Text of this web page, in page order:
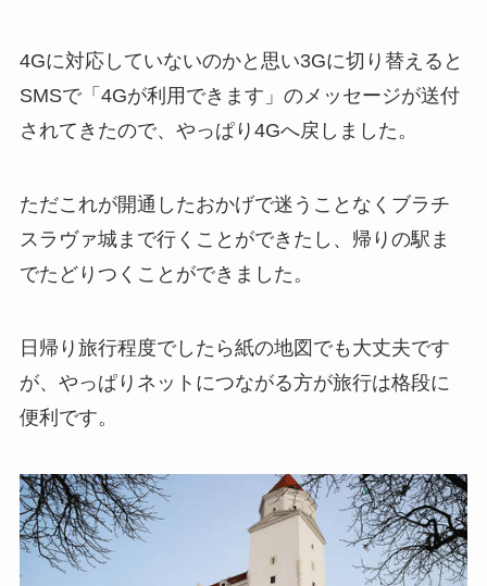
4Gに対応していないのかと思い3Gに切り替えると
SMSで「4Gが利用できます」のメッセージが送付
されてきたので、やっぱり4Gへ戻しました。
ただこれが開通したおかげで迷うことなくブラチ
スラヴァ城まで行くことができたし、帰りの駅ま
でたどりつくことができました。
日帰り旅行程度でしたら紙の地図でも大丈夫です
が、やっぱりネットにつながる方が旅行は格段に
便利です。